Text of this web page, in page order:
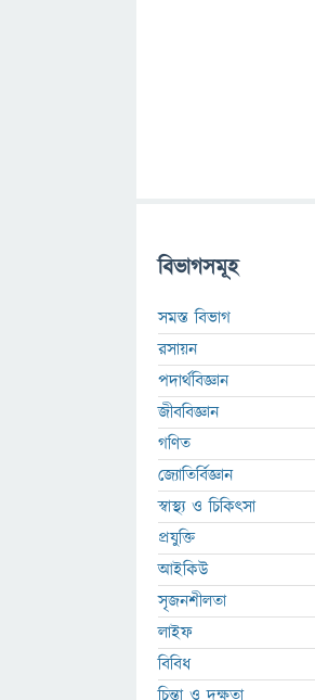
বিভাগসমূহ
সমস্ত বিভাগ
রসায়ন
পদার্থবিজ্ঞান
জীববিজ্ঞান
গণিত
জ্যোতির্বিজ্ঞান
স্বাস্থ্য ও চিকিৎসা
প্রযুক্তি
আইকিউ
সৃজনশীলতা
লাইফ
বিবিধ
চিন্তা ও দক্ষতা